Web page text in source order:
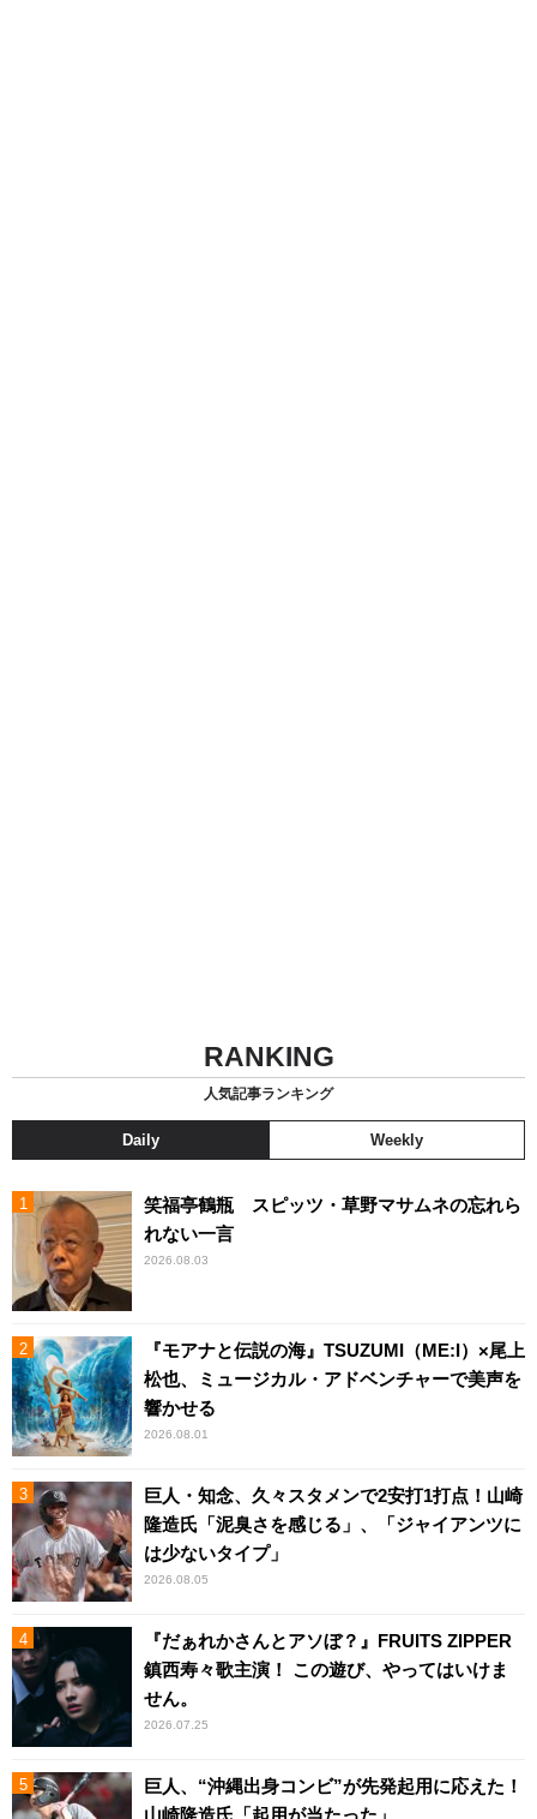
RANKING
人気記事ランキング
Daily Weekly
笑福亭鶴瓶 スピッツ・草野マサムネの忘れら
れない一言
2026.08.03
『モアナと伝説の海』TSUZUMI（ME:I）×尾上
松也、ミュージカル・アドベンチャーで美声を
響かせる
2026.08.01
巨人・知念、久々スタメンで2安打1打点！山崎
隆造氏「泥臭さを感じる」、「ジャイアンツに
は少ないタイプ」
2026.08.05
『だぁれかさんとアソぼ？』FRUITS ZIPPER
鎮西寿々歌主演！ この遊び、やってはいけま
せん。
2026.07.25
巨人、“沖縄出身コンビ”が先発起用に応えた！
山崎隆造氏「起用が当たった」